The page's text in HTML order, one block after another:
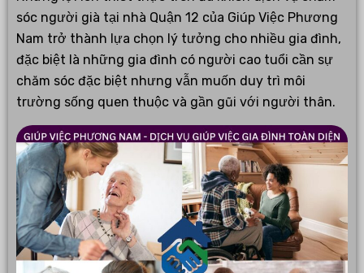
sóc người già tại nhà Quận 12 của Giúp Việc Phương
Nam trở thành lựa chọn lý tưởng cho nhiều gia đình,
đặc biệt là những gia đình có người cao tuổi cần sự
chăm sóc đặc biệt nhưng vẫn muốn duy trì môi
trường sống quen thuộc và gần gũi với người thân.